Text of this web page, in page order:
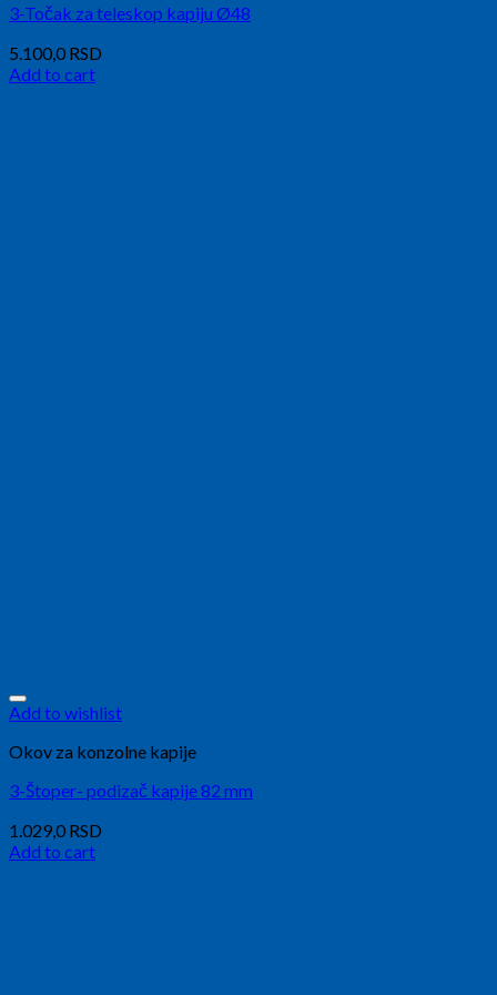
3-Točak za teleskop kapiju Ø48
5.100,0 RSD
Add to cart
Add to wishlist
Okov za konzolne kapije
3-Štoper- podizač kapije 82 mm
1.029,0 RSD
Add to cart